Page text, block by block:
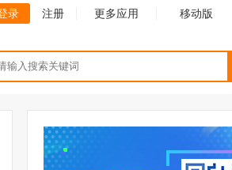
录 注册 更多应用 移动版